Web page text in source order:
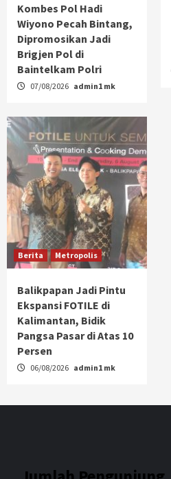
Kombes Pol Hadi
Wiyono Pecah Bintang,
Dipromosikan Jadi
Brigjen Pol di
Baintelkam Polri
07/08/2026 admin1 mk
Berita Metropolis
Balikpapan Jadi Pintu
Ekspansi FOTILE di
Kalimantan, Bidik
Pangsa Pasar di Atas 10
Persen
06/08/2026 admin1 mk